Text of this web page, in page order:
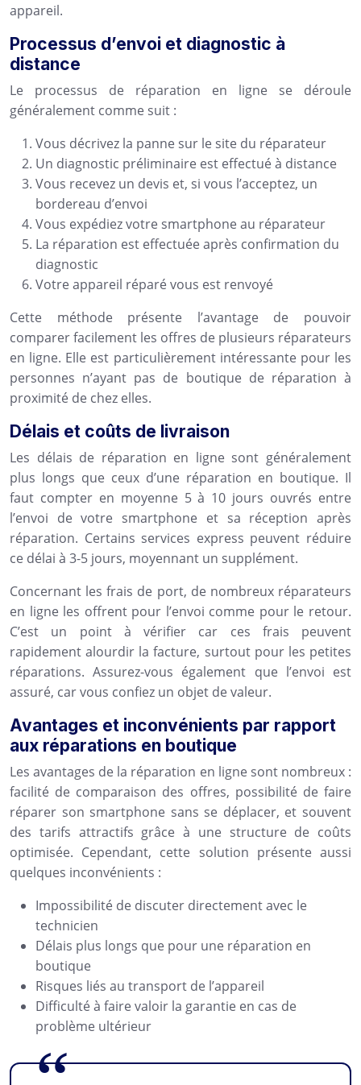
appareil.
Processus d’envoi et diagnostic à
distance
Le processus de réparation en ligne se déroule
généralement comme suit :
Vous décrivez la panne sur le site du réparateur
Un diagnostic préliminaire est effectué à distance
Vous recevez un devis et, si vous l’acceptez, un
bordereau d’envoi
Vous expédiez votre smartphone au réparateur
La réparation est effectuée après confirmation du
diagnostic
Votre appareil réparé vous est renvoyé
Cette méthode présente l’avantage de pouvoir
comparer facilement les offres de plusieurs réparateurs
en ligne. Elle est particulièrement intéressante pour les
personnes n’ayant pas de boutique de réparation à
proximité de chez elles.
Délais et coûts de livraison
Les délais de réparation en ligne sont généralement
plus longs que ceux d’une réparation en boutique. Il
faut compter en moyenne 5 à 10 jours ouvrés entre
l’envoi de votre smartphone et sa réception après
réparation. Certains services express peuvent réduire
ce délai à 3-5 jours, moyennant un supplément.
Concernant les frais de port, de nombreux réparateurs
en ligne les offrent pour l’envoi comme pour le retour.
C’est un point à vérifier car ces frais peuvent
rapidement alourdir la facture, surtout pour les petites
réparations. Assurez-vous également que l’envoi est
assuré, car vous confiez un objet de valeur.
Avantages et inconvénients par rapport
aux réparations en boutique
Les avantages de la réparation en ligne sont nombreux :
facilité de comparaison des offres, possibilité de faire
réparer son smartphone sans se déplacer, et souvent
des tarifs attractifs grâce à une structure de coûts
optimisée. Cependant, cette solution présente aussi
quelques inconvénients :
Impossibilité de discuter directement avec le
technicien
Délais plus longs que pour une réparation en
boutique
Risques liés au transport de l’appareil
Difficulté à faire valoir la garantie en cas de
problème ultérieur